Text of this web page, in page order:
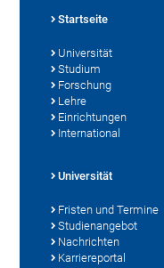
Startseite
Universität
Studium
Forschung
Lehre
Einrichtungen
International
Universität
Fristen und Termine
Studienangebot
Nachrichten
Karriereportal